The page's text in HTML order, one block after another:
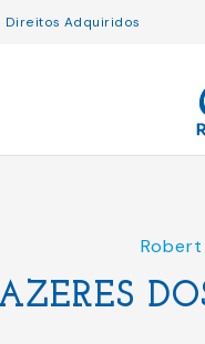
Direitos Adquiridos